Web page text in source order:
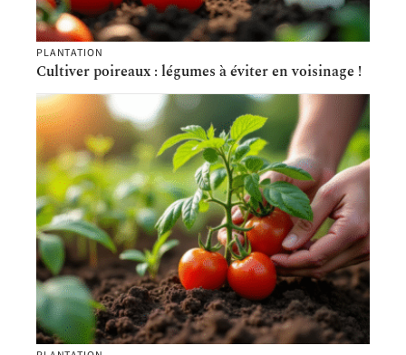
PLANTATION
Cultiver poireaux : légumes à éviter en voisinage !